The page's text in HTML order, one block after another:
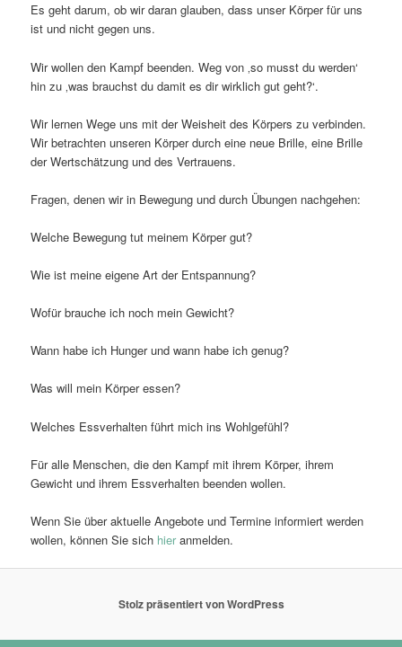
Es geht darum, ob wir daran glauben, dass unser Körper für uns
ist und nicht gegen uns.
Wir wollen den Kampf beenden. Weg von ‚so musst du werden‘
hin zu ‚was brauchst du damit es dir wirklich gut geht?‘.
Wir lernen Wege uns mit der Weisheit des Körpers zu verbinden.
Wir betrachten unseren Körper durch eine neue Brille, eine Brille
der Wertschätzung und des Vertrauens.
Fragen, denen wir in Bewegung und durch Übungen nachgehen:
Welche Bewegung tut meinem Körper gut?
Wie ist meine eigene Art der Entspannung?
Wofür brauche ich noch mein Gewicht?
Wann habe ich Hunger und wann habe ich genug?
Was will mein Körper essen?
Welches Essverhalten führt mich ins Wohlgefühl?
Für alle Menschen, die den Kampf mit ihrem Körper, ihrem
Gewicht und ihrem Essverhalten beenden wollen.
Wenn Sie über aktuelle Angebote und Termine informiert werden
wollen, können Sie sich hieranmelden.
Stolz präsentiert von WordPress